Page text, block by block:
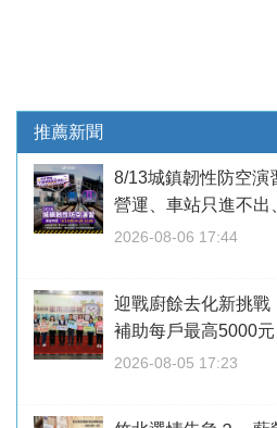
推薦新聞
8/13城鎮韌性防空
營運、車站只進不出
2026-08-06 17:44
迎戰廚餘去化新挑
補助每戶最高5000
2026-08-05 17:23